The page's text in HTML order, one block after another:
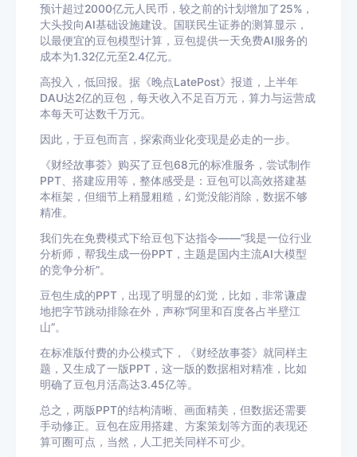
预计超过2000亿元人民币，较之前的计划增加了25%，
大头投向AI基础设施建设。国联民生证券的测算显示，
以最便宜的豆包模型计算，豆包提供一天免费AI服务的
成本为1.32亿元至2.4亿元。
高投入，低回报。据《晚点LatePost》报道，上半年
DAU达2亿的豆包，每天收入不足百万元，算力与运营成
本每天可达数千万元。
因此，于豆包而言，探索商业化变现是必走的一步。
《财经故事荟》购买了豆包68元的标准服务，尝试制作
PPT、搭建应用等，整体感受是：豆包可以高效搭建基
本框架，但细节上稍显粗糙，幻觉没能消除，数据不够
精准。
我们先在免费模式下给豆包下达指令——“我是一位行业
分析师，帮我生成一份PPT，主题是国内主流AI大模型
的竞争分析”。
豆包生成的PPT，出现了明显的幻觉，比如，非常谦虚
地把字节跳动排除在外，声称“阿里和百度各占半壁江
山”。
在标准版付费的办公模式下，《财经故事荟》就同样主
题，又生成了一版PPT，这一版的数据相对精准，比如
明确了豆包月活高达3.45亿等。
总之，两版PPT的结构清晰、画面精美，但数据还需要
手动修正。豆包在应用搭建、方案策划等方面的表现还
算可圈可点，当然，人工把关同样不可少。